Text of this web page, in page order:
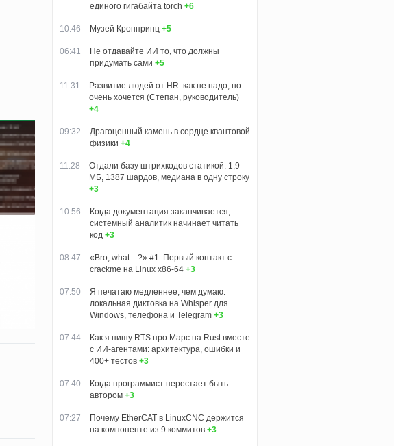
единого гигабайта torch +6
10:46 Музей Кронпринц +5
06:41
Не отдавайте ИИ то, что должны
придумать сами +5
11:31
Развитие людей от HR: как не надо, но
очень хочется (Степан, руководитель)
+4
09:32
Драгоценный камень в сердце квантовой
физики +4
11:28
Отдали базу штрихкодов статикой: 1,9
МБ, 1387 шардов, медиана в одну строку
+3
10:56
Когда документация заканчивается,
системный аналитик начинает читать
код +3
08:47
«Bro, what…?» #1. Первый контакт с
crackme на Linux x86-64 +3
07:50
Я печатаю медленнее, чем думаю:
локальная диктовка на Whisper для
Windows, телефона и Telegram +3
07:44
Как я пишу RTS про Марс на Rust вместе
с ИИ-агентами: архитектура, ошибки и
400+ тестов +3
07:40
Когда программист перестает быть
автором +3
07:27
Почему EtherCAT в LinuxCNC держится
на компоненте из 9 коммитов +3